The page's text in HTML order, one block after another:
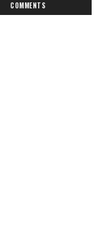
COMMENTS